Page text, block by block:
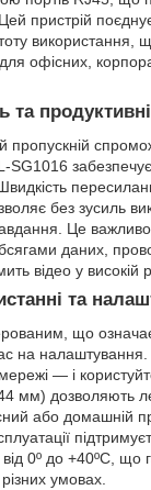
пристрій поєднує
використання,
офісних,
та
пропускній
SG1016
без зусиль
Це
даних,
відео у високій
та
що
на налаштування.
— і
мм) дозволяють
або домашній
0º до +40ºC, що
умовах.